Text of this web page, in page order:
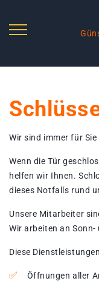
Wir sind immer für
Wenn die Tür
helfen wir Ihnen.
dieses Notfalls rund
Unsere Mitarbeiter
Wir arbeiten an
Diese
Öffnungen aller